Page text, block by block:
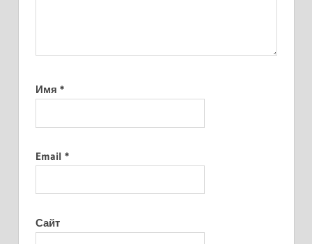
Имя *
Email *
Сайт